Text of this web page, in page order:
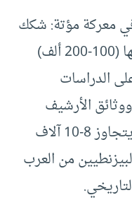
في معركة مؤتة: شكك
المؤلف في الأرقام المبالغ فيها (100-200 ألف)
الدراسات
الأرشيف
البيزنطي، قدر العدد بأنه لم يتجاوز 8-10 آلاف
من العرب